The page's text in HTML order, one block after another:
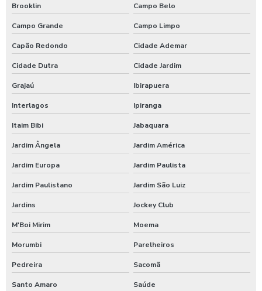
Empresas que fornecem alimentação para empresas
Empresas que fornecem refeições coletivas
Empresas que prestam serviços de alimentação coletiva
Empresas terceirizadas alimentação coletiva
Fábrica refeições
Fornecedor de alimentação
Fornecedor de refeições coletivas
Fornecedores de alimentação coletiva
Fornecedores de lanches para empresas
Fornecedores de refeições para empresas
Fornecer comida para empresas
Brooklin Campo Belo
Campo Grande Campo Limpo
Capão Redondo Cidade Ademar
Cidade Dutra Cidade Jardim
Grajaú Ibirapuera
Interlagos Ipiranga
Itaim Bibi Jabaquara
Jardim Ângela Jardim América
Jardim Europa Jardim Paulista
Jardim Paulistano Jardim São Luiz
Jardins Jockey Club
M'Boi Mirim Moema
Morumbi Parelheiros
Pedreira Sacomã
Santo Amaro Saúde